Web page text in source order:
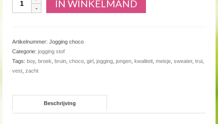
IN WINKELMAND
Artikelnummer: Jogging choco
Categorie: jogging stof
Tags: boy, broek bruin choco girl jogging jongen kwaliteit meisje sweater, trui
vest zacht
Beschrijving